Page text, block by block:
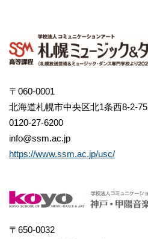
〒060-0001
北海道札幌市中央区北1条西8-2-75
0120-27-6200
info@ssm.ac.jp
https://www.ssm.ac.jp/usc/
〒650-0032